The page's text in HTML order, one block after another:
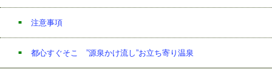
注意事項
都心すぐそこ ”源泉かけ流し”お立ち寄り温泉